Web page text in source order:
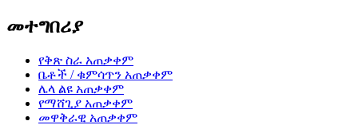
መተግበሪያ
የቅጽ ስራ አጠቃቀም
ቤቶች / ቁምሳጥን አጠቃቀም
ሌላ ልዩ አጠቃቀም
የማሸጊያ አጠቃቀም
መዋቅራዊ አጠቃቀም